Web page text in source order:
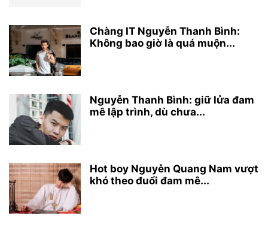
Chàng IT Nguyễn Thanh Bình:
Không bao giờ là quá muộn...
Nguyễn Thanh Bình: giữ lửa đam
mê lập trình, dù chưa...
Hot boy Nguyễn Quang Nam vượt
khó theo đuổi đam mê...